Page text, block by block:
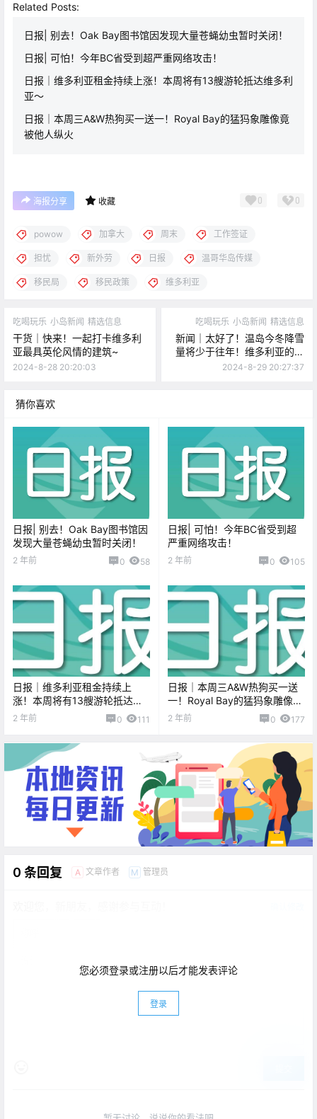
Related Posts:
日报| 别去！Oak Bay图书馆因发现大量苍蝇幼虫暂时关闭！
日报| 可怕！今年BC省受到超严重网络攻击！
日报｜维多利亚租金持续上涨！本周将有13艘游轮抵达维多利
亚～
日报｜本周三A&W热狗买一送一！Royal Bay的猛犸象雕像竟
被他人纵火
海报分享 收藏 0 0
powow 加拿大 周末 工作签证
担忧 新外劳 日报 温哥华岛传媒
移民局 移民政策 维多利亚
吃喝玩乐 小岛新闻 精选信息
干货｜快来！一起打卡维多利
亚最具英伦风情的建筑~
2024-8-28 20:20:03
吃喝玩乐 小岛新闻 精选信息
新闻｜太好了！温岛今冬降雪
量将少于往年！维多利亚的猫
咪救助机构需要你的帮助~
2024-8-29 20:27:37
猜你喜欢
日报| 别去！Oak Bay图书馆因
发现大量苍蝇幼虫暂时关闭！
2 年前 0 58
日报| 可怕！今年BC省受到超
严重网络攻击！
2 年前 0 105
日报｜维多利亚租金持续上
涨！本周将有13艘游轮抵达维
多利亚～
2 年前 0 111
日报｜本周三A&W热狗买一送
一！Royal Bay的猛犸象雕像竟
被他人纵火
2 年前 0 177
0 条回复 A 文章作者 M 管理员
您必须登录或注册以后才能发表评论
登录